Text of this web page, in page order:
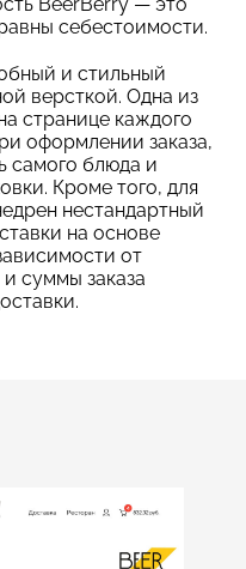
себестоимости.
и стильный
версткой. Одна из
странице каждого
оформлении заказа,
самого блюда и
Кроме того, для
нестандартный
на основе
от
и суммы заказа